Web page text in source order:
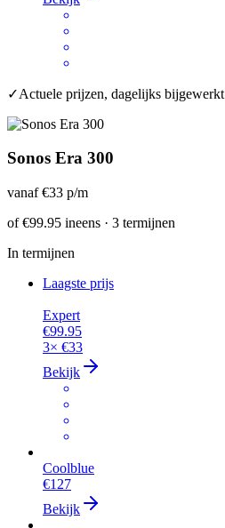
✓Actuele prijzen, dagelijks bijgewerkt
Sonos Era 300
vanaf€33 p/m
of€99.95 ineens · 3 termijnen
In termijnen
Laagste prijs
Expert
€99.95
3× €33
Bekijk
Coolblue
€127
Bekijk